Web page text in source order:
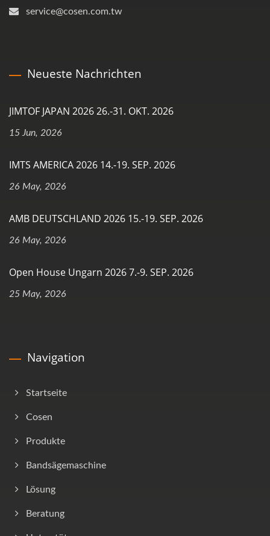
service@cosen.com.tw
Neueste Nachrichten
JIMTOF JAPAN 2026 26.-31. OKT. 2026
15 Jun, 2026
IMTS AMERICA 2026 14.-19. SEP. 2026
26 May, 2026
AMB DEUTSCHLAND 2026 15.-19. SEP. 2026
26 May, 2026
Open House Ungarn 2026 7.-9. SEP. 2026
25 May, 2026
Navigation
Startseite
Cosen
Produkte
Bandsägemaschine
Lösung
Beratung